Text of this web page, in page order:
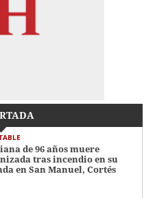
de 96 años muere
tras incendio en su
en San Manuel, Cortés